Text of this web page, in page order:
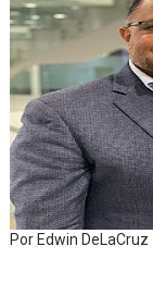
Por Edwin DeLaCruz